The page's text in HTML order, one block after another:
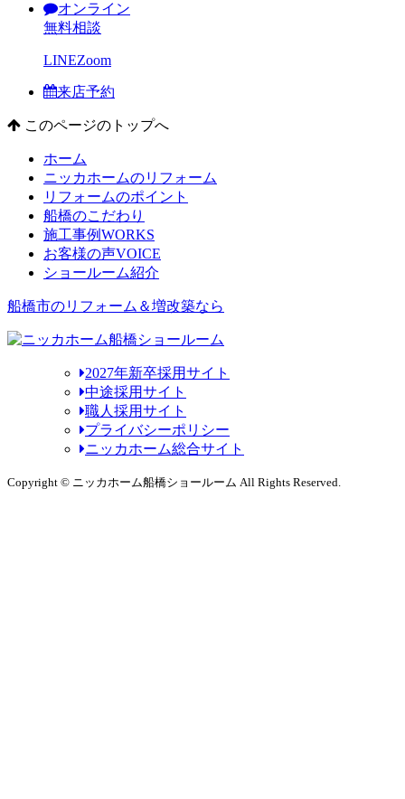
オンライン
無料相談
LINEZoom
来店予約
このページのトップへ
ホーム
ニッカホームのリフォーム
リフォームのポイント
船橋のこだわり
施工事例WORKS
お客様の声VOICE
ショールーム紹介
船橋市のリフォーム＆増改築なら
2027年新卒採用サイト
中途採用サイト
職人採用サイト
プライバシーポリシー
ニッカホーム総合サイト
Copyright © ニッカホーム船橋ショールーム All Rights Reserved.